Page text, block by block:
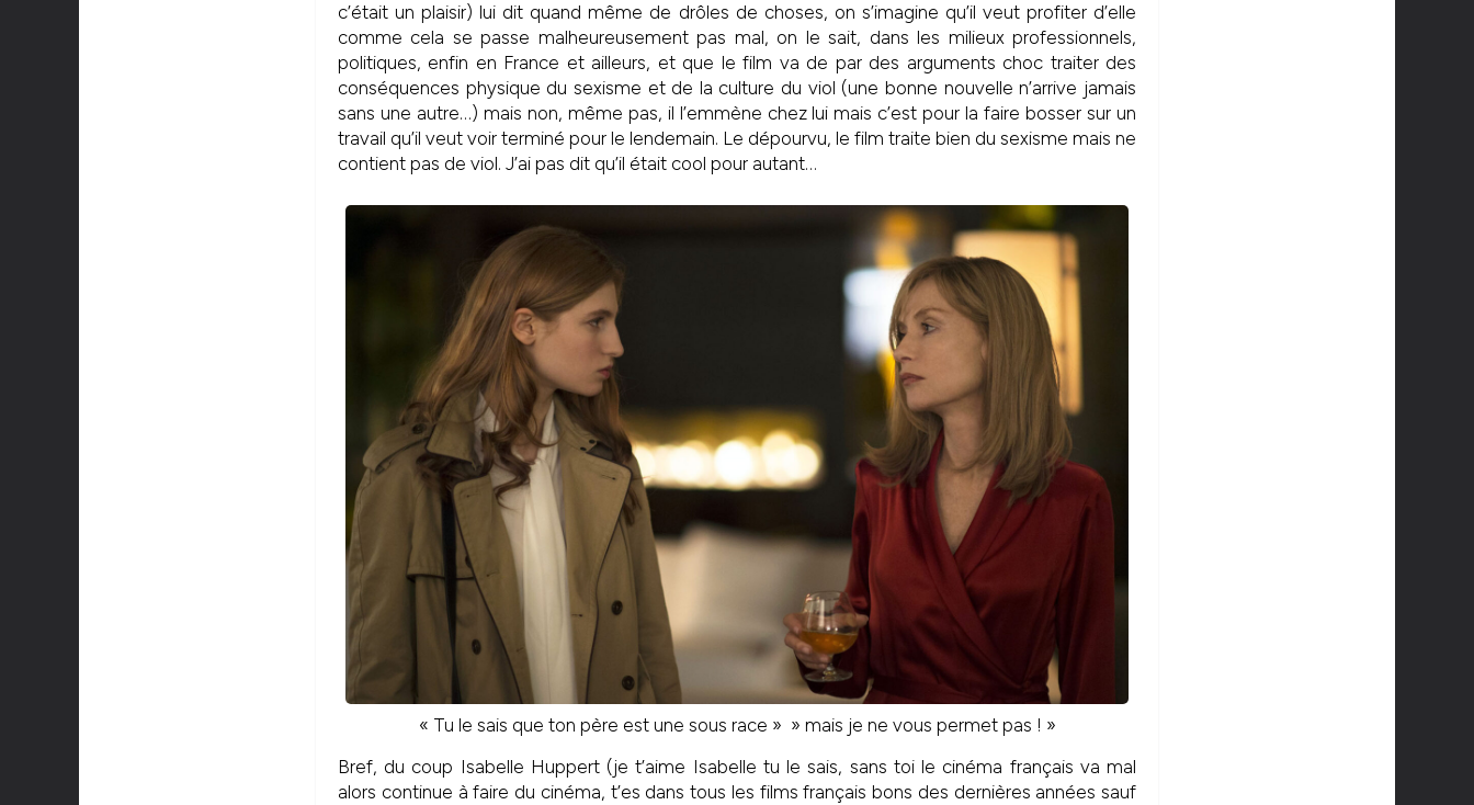
c’était un plaisir) lui dit quand même de drôles de choses, on s’imagine qu’il veut profiter d’elle
comme cela se passe malheureusement pas mal, on le sait, dans les milieux professionnels,
politiques, enfin en France et ailleurs, et que le film va de par des arguments choc traiter des
conséquences physique du sexisme et de la culture du viol (une bonne nouvelle n’arrive jamais
sans une autre…) mais non, même pas, il l’emmène chez lui mais c’est pour la faire bosser sur un
travail qu’il veut voir terminé pour le lendemain. Le dépourvu, le film traite bien du sexisme mais ne
contient pas de viol. J’ai pas dit qu’il était cool pour autant…
« Tu le sais que ton père est une sous race » » mais je ne vous permet pas ! »
Bref, du coup Isabelle Huppert (je t’aime Isabelle tu le sais, sans toi le cinéma français va mal
alors continue à faire du cinéma, t’es dans tous les films français bons des dernières années sauf